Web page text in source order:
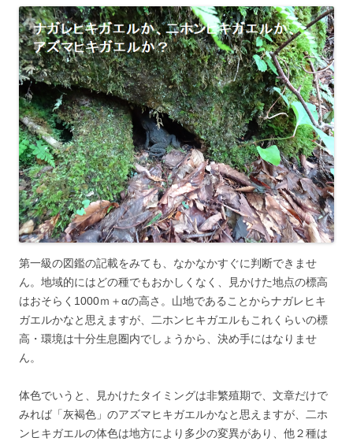
第一級の図鑑の記載をみても、なかなかすぐに判断できませ
ん。地域的にはどの種でもおかしくなく、見かけた地点の標高
はおそらく1000ｍ＋αの高さ。山地であることからナガレヒキ
ガエルかなと思えますが、二ホンヒキガエルもこれくらいの標
高・環境は十分生息圏内でしょうから、決め手にはなりませ
ん。
体色でいうと、見かけたタイミングは非繁殖期で、文章だけで
みれば「灰褐色」のアズマヒキガエルかなと思えますが、二ホ
ンヒキガエルの体色は地方により多少の変異があり、他２種は